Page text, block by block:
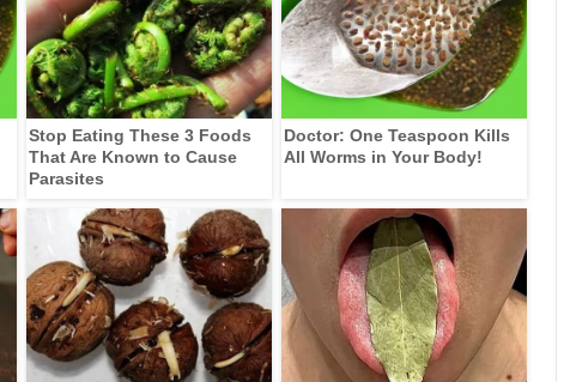
Stop Eating These 3 Foods
That Are Known to Cause
Parasites
Doctor: One Teaspoon Kills
All Worms in Your Body!